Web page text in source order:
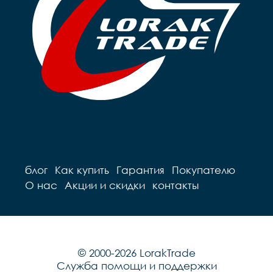
блог Как купить Гарантия
Покупателю
О нас
Акции и скидки контакты
© 2000-2026 LorakTrade
Служба помощи и поддержки